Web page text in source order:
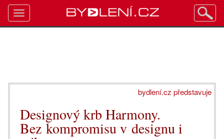
bydlení.cz představuje
Designový krb Harmony.
Bez kompromisu v designu i
Toggle
navigation